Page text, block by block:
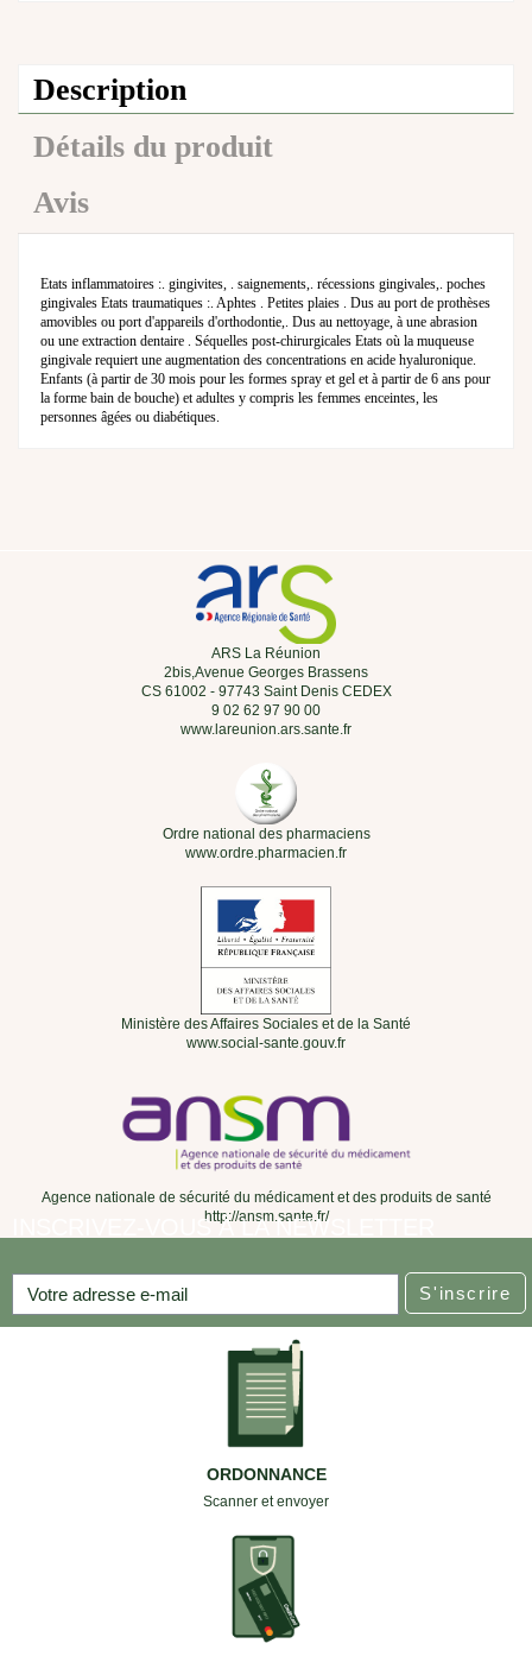
Description
Détails du produit
Avis
Etats inflammatoires :. gingivites, . saignements,. récessions gingivales,. poches
gingivales Etats traumatiques :. Aphtes . Petites plaies . Dus au port de prothèses
amovibles ou port d'appareils d'orthodontie,. Dus au nettoyage, à une abrasion
ou une extraction dentaire . Séquelles post-chirurgicales Etats où la muqueuse
gingivale requiert une augmentation des concentrations en acide hyaluronique.
Enfants (à partir de 30 mois pour les formes spray et gel et à partir de 6 ans pour
la forme bain de bouche) et adultes y compris les femmes enceintes, les
personnes âgées ou diabétiques.
ARS La Réunion
2bis,Avenue Georges Brassens
CS 61002 - 97743 Saint Denis CEDEX
9 02 62 97 90 00
www.lareunion.ars.sante.fr
Ordre national des pharmaciens
www.ordre.pharmacien.fr
Ministère des Affaires Sociales et de la Santé
www.social-sante.gouv.fr
Agence nationale de sécurité du médicament et des produits de santé
http://ansm.sante.fr/
INSCRIVEZ-VOUS À LA NEWSLETTER
S'inscrire
ORDONNANCE
Scanner et envoyer